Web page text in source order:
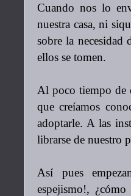
Cuando nos lo
nuestra casa, ni
sobre la necesidad
ellos se tomen.
Al poco tiempo de
que creíamos
adoptarle. A las
librarse de nuestro
Así pues
espejismo!,